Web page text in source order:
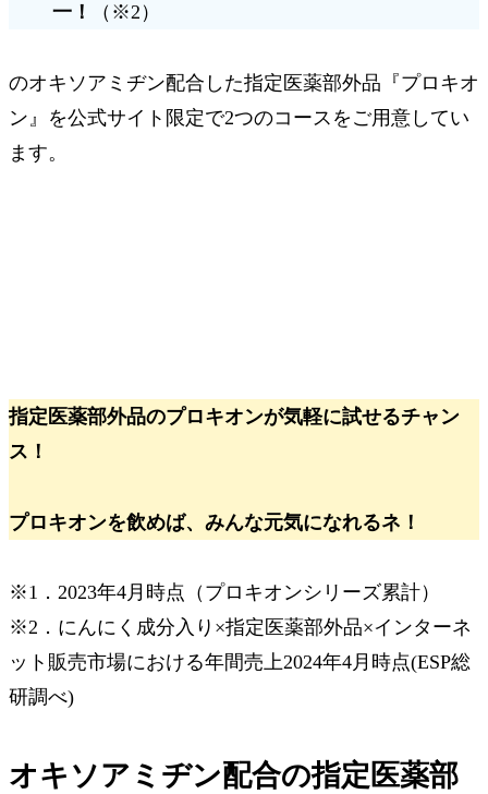
一！
（※2）
のオキソアミヂン配合した指定医薬部外品『プロキオ
ン』を公式サイト限定で2つのコースをご用意 してい
ます。
指定医薬部外品のプロキオンが気軽に試せるチャン
ス！
プロキオンを飲めば、みんな元気になれるネ！
※1．2023年4月時点（プロキオンシリーズ累計）
※2．にんにく成分入り×指定医薬部外品×インターネ
ット販売市場における年間売上2024年4月時点(ESP総
研調べ)
オキソアミヂン配合の指定医薬部